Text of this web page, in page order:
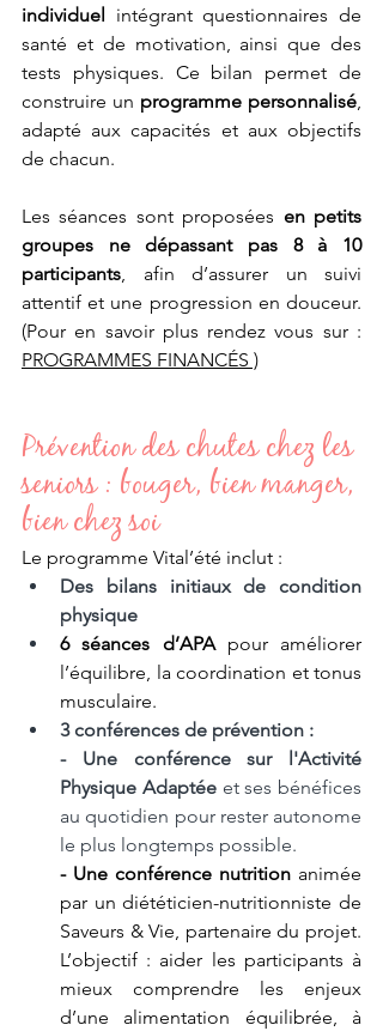
individuel
intégrant questionnaires de
santé et de motivation, ainsi que des
tests physiques. Ce bilan permet de
construire un programme personnalisé,
adapté aux capacités et aux objectifs
de chacun.
Les séances sont proposées en petits
groupes ne dépassant pas 8 à 10
participants, afin d’assurer un suivi
attentif et une progression en douceur.
PROGRAMMES FINANCÉS )
Prévention des chutes chez les
seniors : bouger, bien manger,
bien chez soi
Le programme Vital’été inclut :
Des bilans initiaux de condition
physique
6 séances d’APA pour améliorer
l’équilibre, la coordination et tonus
musculaire.
3 conférences de prévention :
- Une conférence sur l'Activité
Physique Adaptée et ses bénéfices
au quotidien pour rester autonome
le plus longtemps possible.
- Une conférence nutrition animée
par un diététicien-nutritionniste de
Saveurs & Vie, partenaire du projet.
L’objectif : aider les participants à
mieux comprendre les enjeux
d’une alimentation équilibrée, à